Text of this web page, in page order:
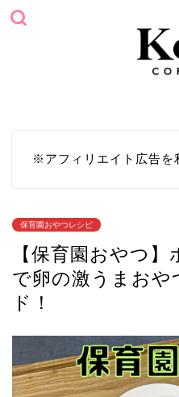
※アフィリエイト広告を
保育園おやつレシピ
【保育園おやつ
で卵の激うまおや
ド！